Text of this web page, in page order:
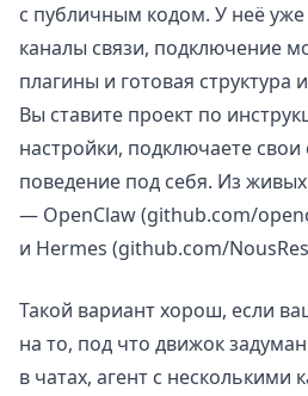
с публичным кодом. У неё уже
каналы связи, подключение
плагины и готовая структура
Вы ставите проект по
настройки, подключаете
поведение под себя. Из
— OpenClaw (github.com/
и Hermes (github.com/
Такой вариант хорош, если
на то, под что движок
в чатах, агент с несколькими